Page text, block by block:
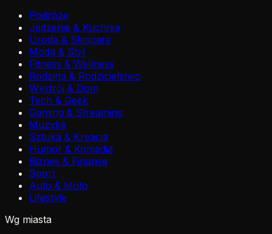
Podróże
Jedzenie & Kuchnia
Uroda & Skincare
Moda & Styl
Fitness & Wellness
Rodzina & Rodzicielstwo
Wystrój & Dom
Tech & Geek
Gaming & Streaming
Muzyka
Sztuka & Kreacja
Humor & Komedia
Biznes & Finanse
Sport
Auto & Moto
Lifestyle
Wg miasta